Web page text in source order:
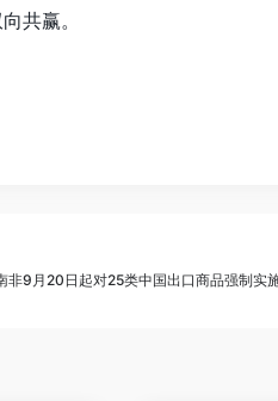
共赢。
非9月20日起对25类中国出口商品强制实